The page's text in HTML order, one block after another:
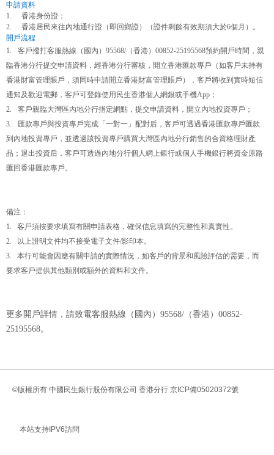
申請資料
1.
香港身份證；
2.
香港居民來往內地通行證（即回鄉證）（證件剩餘有效期須大於6個月）。
開戶流程
1.
客戶撥打客服熱線（國內） 95568/（香港）00852-25195568預約開戶時間，親
臨香港分行提交申請資料，經香港分行審核，開立香港匯款專戶（如客戶未持有
香港財富管理賬戶，須同時申請開立香港財富管理賬戶），客戶將收到實時短信
通知及歡迎電郵，客戶可登錄使用民生香港個人網銀或手機App；
2.
客戶親臨大灣區內地分行指定網點，提交申請資料，開立內地投資專戶；
3.
匯款專戶與投資專戶完成 「 一對一 」 配對后，客戶可透過香港匯款專戶匯款
到內地投資專戶，並透過該投資專戶購買大灣區內地分行銷售的合資格理財產
品；退出投資后，客戶可透過內地分行個人網上銀行或個人手機銀行將資金原路
匯回香港匯款專戶。
備注：
1. 客戶須按要求填寫有關申請表格，確保信息填寫的完整性和真實性。
2. 以上證明文件均不接受電子文件/影印本。
3. 本行可能會因應有關申請的實際情況，如客戶的背景和風險評估的需要，而
要求客戶提供其他類別或額外的資料和文件。
更多開戶詳情，請致電客服熱線（國內） 95568/（香港）00852-
25195568。
©版權所有 中國民生銀行股份有限公司 香港分行 京ICP備05020372號
本站支持IPV6訪問